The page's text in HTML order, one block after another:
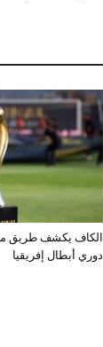
الكاف يكشف طريق
دوري أبطال إفريقيا